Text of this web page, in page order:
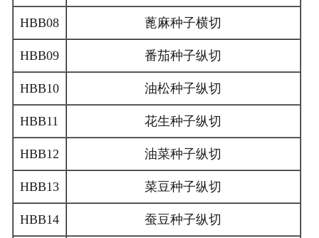
HBB08 蓖麻种子横切
HBB09 番茄种子纵切
HBB10 油松种子纵切
HBB11 花生种子纵切
HBB12 油菜种子纵切
HBB13 菜豆种子纵切
HBB14 蚕豆种子纵切